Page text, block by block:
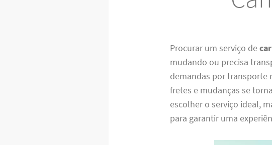
Procurar um serviço de
mudando ou precisa
demandas por transporte
fretes e mudanças se
escolher o serviço ideal,
para garantir uma